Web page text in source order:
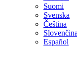
Suomi
Svenska
Čeština
Slovenčina
Español